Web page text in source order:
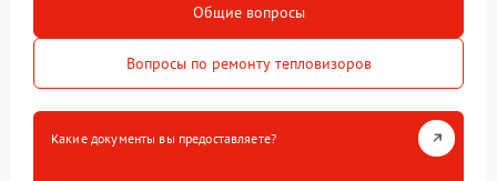
Общие вопросы
Вопросы по ремонту тепловизоров
Какие документы вы предоставляете?